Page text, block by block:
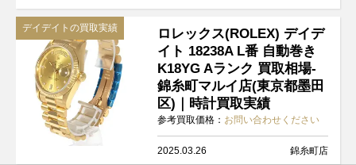
デイデイトの買取実績
ロレックス(ROLEX) デイデ
イト 18238A L番 自動巻き
K18YG Aランク 買取相場-
錦糸町マルイ店(東京都墨田
区)｜時計買取実績
参考買取価格： お問い合わせください
2025.03.26 錦糸町店